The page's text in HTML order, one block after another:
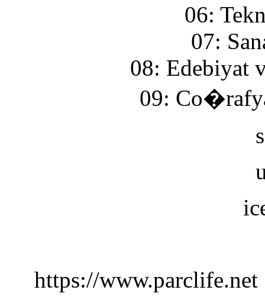
06:
07:
08: Edebiyat
09:
https://www.parclife.net